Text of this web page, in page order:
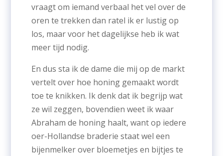
vraagt om iemand verbaal het vel over de
oren te trekken dan ratel ik er lustig op
los, maar voor het dagelijkse heb ik wat
meer tijd nodig.
En dus sta ik de dame die mij op de markt
vertelt over hoe honing gemaakt wordt
toe te knikken. Ik denk dat ik begrijp wat
ze wil zeggen, bovendien weet ik waar
Abraham de honing haalt, want op iedere
oer-Hollandse braderie staat wel een
bijenmelker over bloemetjes en bijtjes te